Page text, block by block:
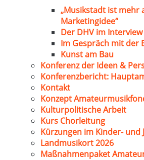
„Musikstadt ist mehr
Marketingidee“
Der DHV im Interview
Im Gespräch mit der
Kunst am Bau
Konferenz der Ideen &
Konferenzbericht:
Kontakt
Konzept
Kulturpolitische Arbeit
Kurs Chorleitung
Kürzungen im Kinder- und
Landmusikort 2026
Maßnahmenpaket